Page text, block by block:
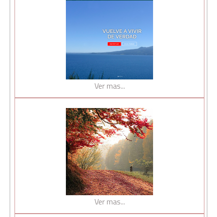
Ver mas...
Ver mas...